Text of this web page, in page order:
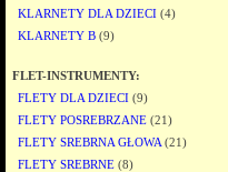
KLARNETY DLA DZIECI (4)
KLARNETY B (9)
FLET-INSTRUMENTY:
FLETY DLA DZIECI (9)
FLETY POSREBRZANE (21)
FLETY SREBRNA GŁOWA (21)
FLETY SREBRNE (8)